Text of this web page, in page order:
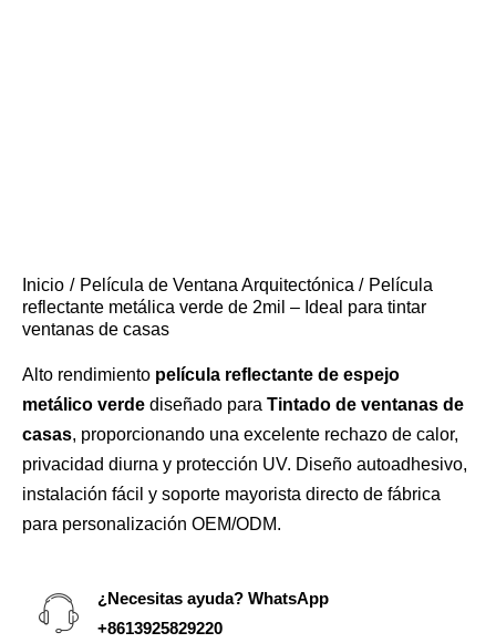
Inicio Película de Ventana Arquitectónica
Película
reflectante metálica verde de 2mil – Ideal para tintar
ventanas de casas
Alto rendimiento película reflectante de espejo
metálico verde diseñado para Tintado de ventanas de
casas, proporcionando una excelente rechazo de calor,
privacidad diurna y protección UV. Diseño autoadhesivo,
instalación fácil y soporte mayorista directo de fábrica
para personalización OEM/ODM.
¿Necesitas ayuda? WhatsApp
+8613925829220